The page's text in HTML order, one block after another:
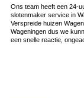
Ons team heeft een 24-
slotenmaker service in
Verspreide huizen
Wageningen dus we
een snelle reactie,